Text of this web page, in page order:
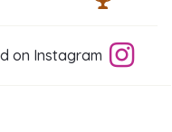
on Instagram